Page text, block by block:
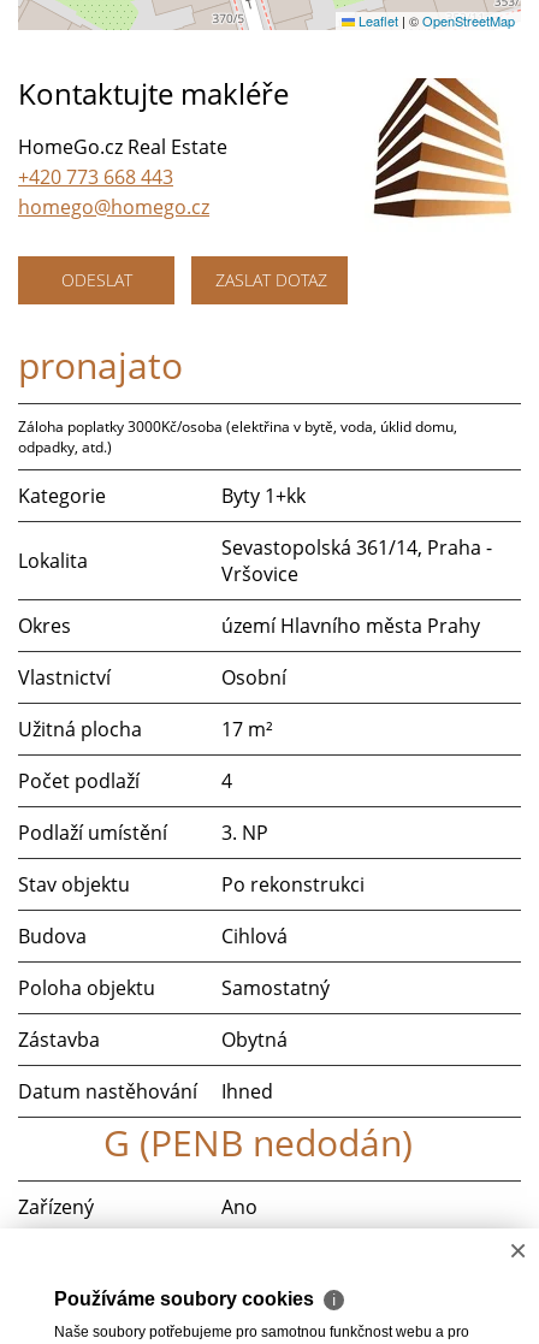
Leaflet | ©OpenStreetMap
Kontaktujte makléře
HomeGo.cz Real Estate
+420 773 668 443
homego@homego.cz
ODESLAT ZASLAT DOTAZ
pronajato
Záloha poplatky 3000Kč/osoba (elektřina v bytě, voda, úklid domu,
odpadky, atd.)
Kategorie Byty 1+kk
Lokalita
Sevastopolská 361/14, Praha -
Vršovice
Okres
území Hlavního města Prahy
Vlastnictví
Osobní
Užitná plocha
17 m²
Počet podlaží
4
Podlaží umístění
3. NP
Stav objektu
Po rekonstrukci
Budova
Cihlová
Poloha objektu
Samostatný
Zástavba
Obytná
Datum nastěhování
Ihned
G (PENB nedodán)
Zařízený
Ano
Telekomunikace
Internet
×
Používáme soubory cookies ℹ
Naše soubory potřebujeme pro samotnou funkčnost webu a pro